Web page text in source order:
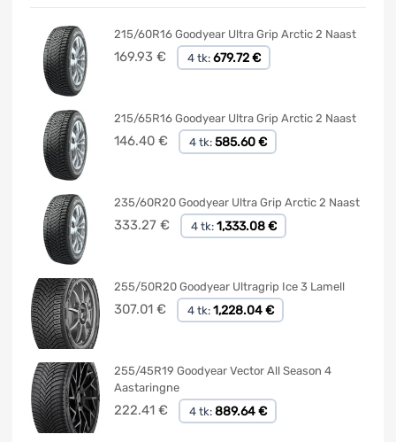
215/60R16 Goodyear Ultra Grip Arctic 2 Naast
169.93 € 4 tk: 679.72 €
215/65R16 Goodyear Ultra Grip Arctic 2 Naast
146.40 € 4 tk: 585.60 €
235/60R20 Goodyear Ultra Grip Arctic 2 Naast
333.27 € 4 tk: 1,333.08 €
255/50R20 Goodyear Ultragrip Ice 3 Lamell
307.01 € 4 tk: 1,228.04 €
255/45R19 Goodyear Vector All Season 4
Aastaringne
222.41 € 4 tk: 889.64 €